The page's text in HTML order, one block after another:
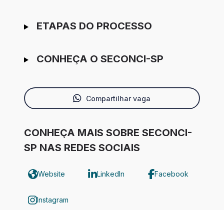
ETAPAS DO PROCESSO
CONHEÇA O SECONCI-SP
Compartilhar vaga
CONHEÇA MAIS SOBRE SECONCI-
SP NAS REDES SOCIAIS
Website LinkedIn Facebook
Instagram